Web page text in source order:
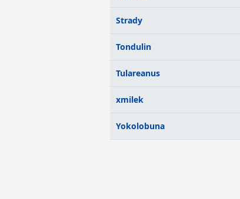
Strady
Tondulin
Tulareanus
xmilek
Yokolobuna